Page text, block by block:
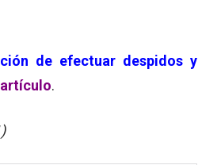
de efectuar despidos y
.